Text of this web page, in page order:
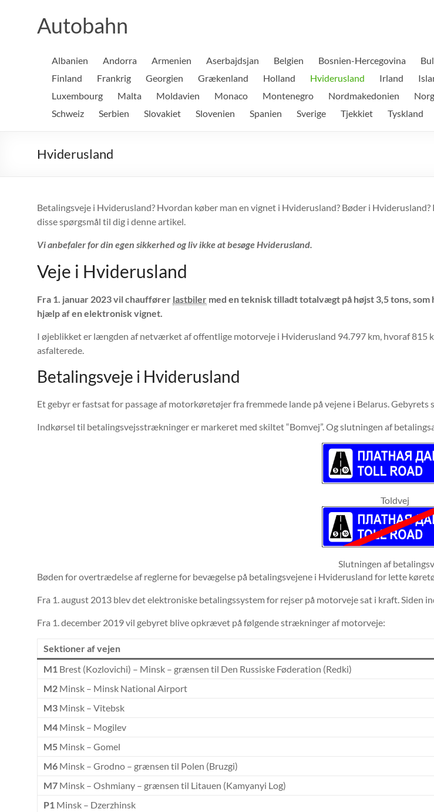
Autobahn
Albanien Andorra Armenien Aserbajdsjan Belgien Bosnien-Hercegovina
Finland
Frankrig Georgien Grækenland Holland Hviderusland Irland
Luxembourg
Malta Moldavien Monaco Montenegro Nordmakedonien
Schweiz
Serbien Slovakiet Slovenien Spanien Sverige Tjekkiet Tyskland
Hviderusland
Betalingsveje i Hviderusland? Hvordan køber man en vignet i Hviderusland? Bøder i
disse spørgsmål til dig i denne artikel.
Vi anbefaler for din egen sikkerhed og liv ikke at besøge Hviderusland.
Veje i Hviderusland
Fra 1. januar 2023 vil chauffører lastbiler med en teknisk tilladt totalvægt på højst 3,5 tons,
hjælp af en elektronisk vignet.
I øjeblikket er længden af ​​netværket af offentlige motorveje i Hviderusland 94.797 km, hvoraf 815
asfalterede.
Betalingsveje i Hviderusland
Et gebyr er fastsat for passage af motorkøretøjer fra fremmede lande på vejene i Belarus.
Indkørsel til betalingsvejsstrækninger er markeret med skiltet “Bomvej”. Og slutningen af
Toldvej
Slutningen af
Bøden for overtrædelse af reglerne for bevægelse på betalingsvejene i Hviderusland for lette
Fra 1. august 2013 blev det elektroniske betalingssystem for rejser på motorveje sat i kraft.
Fra 1. december 2019 vil gebyret blive opkrævet på følgende strækninger af motorveje:
Sektioner af vejen
M1 Brest (Kozlovichi) – Minsk – grænsen til Den Russiske Føderation (Redki)
M2 Minsk – Minsk National Airport
M3 Minsk – Vitebsk
M4 Minsk – Mogilev
M5 Minsk – Gomel
M6 Minsk – Grodno – grænsen til Polen (Bruzgi)
M7 Minsk – Oshmiany – grænsen til Litauen (Kamyanyi Log)
P1 Minsk – Dzerzhinsk